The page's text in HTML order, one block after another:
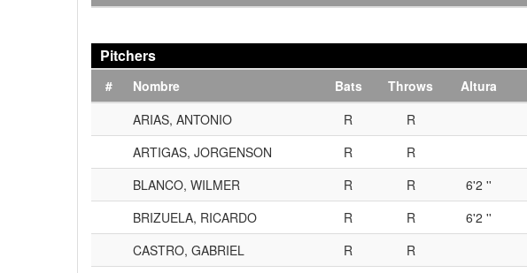
Pitchers
# Nombre Bats Throws Altura
ARIAS, ANTONIO
R
R
ARTIGAS, JORGENSON
R
R
BLANCO, WILMER
R R 6'2 ''
BRIZUELA, RICARDO
R R 6'2 ''
CASTRO, GABRIEL
R
R